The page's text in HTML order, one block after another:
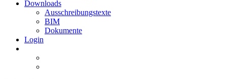
Downloads
Ausschreibungstexte
BIM
Dokumente
Login